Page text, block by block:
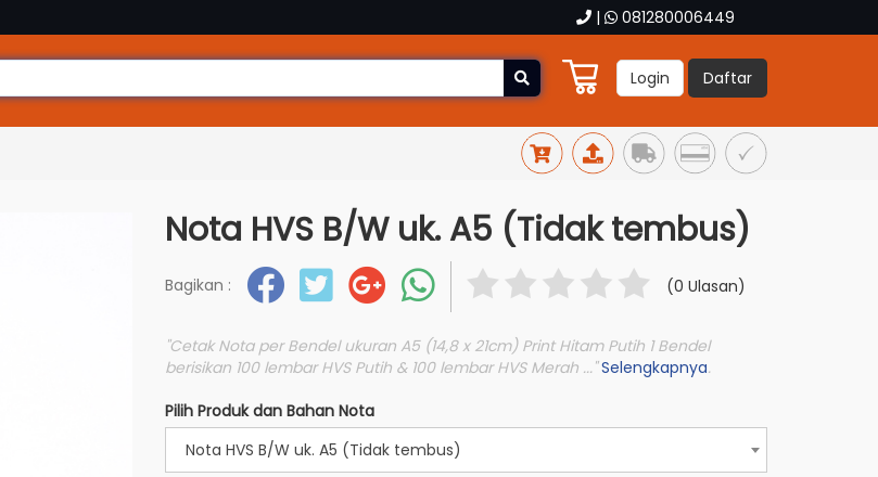
| 081280006449
Login Daftar
Nota HVS B/W uk. A5 (Tidak tembus)
Bagikan : (0 Ulasan)
"Cetak Nota per Bendel ukuran A5 (14,8 x 21cm) Print Hitam Putih 1 Bendel
berisikan 100 lembar HVS Putih & 100 lembar HVS Merah ..."Selengkapnya.
Pilih Produk dan Bahan Nota
Nota HVS B/W uk. A5 (Tidak tembus)